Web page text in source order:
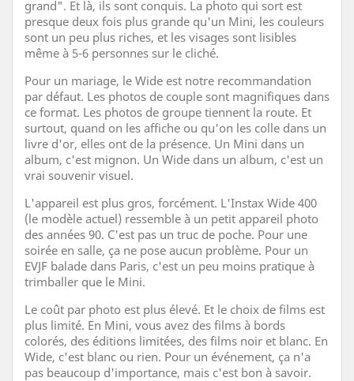
grand". Et là, ils sont conquis. La photo qui sort est
presque deux fois plus grande qu'un Mini, les couleurs
sont un peu plus riches, et les visages sont lisibles
même à 5-6 personnes sur le cliché.
Pour un mariage, le Wide est notre recommandation
par défaut. Les photos de couple sont magnifiques dans
ce format. Les photos de groupe tiennent la route. Et
surtout, quand on les affiche ou qu'on les colle dans un
livre d'or, elles ont de la présence. Un Mini dans un
album, c'est mignon. Un Wide dans un album, c'est un
vrai souvenir visuel.
L'appareil est plus gros, forcément. L'Instax Wide 400
(le modèle actuel) ressemble à un petit appareil photo
des années 90. C'est pas un truc de poche. Pour une
soirée en salle, ça ne pose aucun problème. Pour un
EVJF balade dans Paris, c'est un peu moins pratique à
trimballer que le Mini.
Le coût par photo est plus élevé. Et le choix de films est
plus limité. En Mini, vous avez des films à bords
colorés, des éditions limitées, des films noir et blanc. En
Wide, c'est blanc ou rien. Pour un événement, ça n'a
pas beaucoup d'importance, mais c'est bon à savoir.